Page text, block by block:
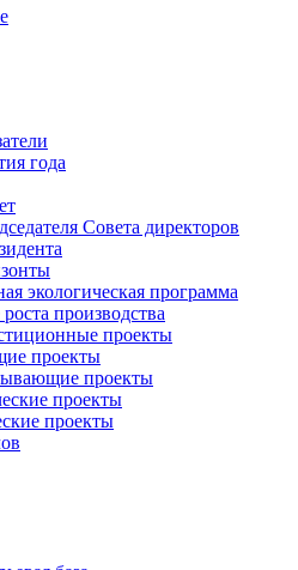
года
Совета директоров
экологическая программа
производства
проекты
проекты
проекты
проекты
проекты